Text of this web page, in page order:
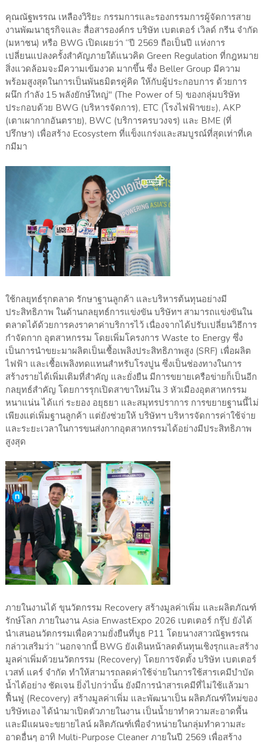
คุณณัฐพรรณ เหลืองวิริยะ กรรมการและรองกรรมการผู้จัดการสาย
งานพัฒนาธุรกิจและ สื่อสารองค์กร บริษัท เบตเตอร์ เวิลด์ กรีน จำกัด
(มหาชน) หรือ BWG เปิดเผยว่า “ปี 2569 ถือเป็นปี แห่งการ
เปลี่ยนแปลงครั้งสำคัญภายใต้แนวคิด Green Regulation ที่กฎหมาย
สิ่งแวดล้อมจะมีความเข้มงวด มากขึ้น ซึ่ง Beller Group มีความ
พร้อมสูงสุดในการเป็นพันธมิตรคู่คิด ให้กับผู้ประกอบการ ด้วยการ
ผนึก กำลัง 15 พลังยักษ์ใหญ่" (The Power of 5) ของกลุ่มบริษัท
ประกอบด้วย BWG (บริหารจัดการ), ETC (โรงไฟฟ้าขยะ), AKP
(เตาเผากากอันตราย), BWC (บริการครบวงจร) และ BME (ที่
ปรึกษา) เพื่อสร้าง Ecosystem ที่แข็งแกร่งและสมบูรณ์ที่สุดเท่าที่เค
กมีมา
ใช้กลยุทธ์รุกตลาด รักษาฐานลูกค้า และบริหารต้นทุนอย่างมี
ประสิทธิภาพ ในด้านกลยุทธ์การแข่งขัน บริษัทฯ สามารถแข่งขันใน
ตลาดได้ด้วยการคงราคาค่าบริการไว้ เนื่องจากได้ปรับเปลี่ยนวิธีการ
กำจัดกาก อุตสาหกรรม โดยเพิ่มโครงการ Waste to Energy ซึ่ง
เป็นการนำขยะมาผลิตเป็นเชื้อเพลิงประสิทธิภาพสูง (SRF) เพื่อผลิต
ไฟฟ้า และเชื้อเพลิงทดแทนสำหรับโรงปูน ซึ่งเป็นช่องทางในการ
สร้างรายได้เพิ่มเติมที่สำคัญ และยั่งยืน มีการขยายเครือข่ายก็เป็นอีก
กลยุทธ์สำคัญ โดยการรุกเปิดสาขาใหม่ใน 3 หัวเมืองอุตสาหกรรม
หนาแน่น ได้แก่ ระยอง อยุธยา และสมุทรปราการ การขยายฐานนี้ไม่
เพียงแต่เพิ่มฐานลูกค้า แต่ยังช่วยให้ บริษัทฯ บริหารจัดการค่าใช้จ่าย
และระยะเวลาในการขนส่งกากอุตสาหกรรมได้อย่างมีประสิทธิภาพ
สูงสุด
ภายในงานได้ ขุนวัตกรรม Recovery สร้างมูลค่าเพิ่ม และผลิตภัณฑ์
รักษ์โลก ภายในงาน Asia EnwastExpo 2026 เบตเตอร์ กรุ๊ป ยังได้
นำเสนอนวัตกรรมเพื่อความยั่งยืนที่บูธ P11 โดยนางสาวณัฐพรรณ
กล่าวเสริมว่า “นอกจากนี้ BWG ยังเดินหน้าลดต้นทุนเชิงรุกและสร้าง
มูลค่าเพิ่มด้วยนวัตกรรม (Recovery) โดยการจัดตั้ง บริษัท เบตเตอร์
เวสท์ แคร์ จำกัด ทำให้สามารถลดค่าใช้จ่ายในการใช้สารเคมีบำบัด
น้ำได้อย่าง ชัดเจน ยิ่งไปกว่านั้น ยังมีการนำสารเคมีที่ไม่ใช้แล้วมา
ฟื้นฟู (Recovery) สร้างมูลค่าเพิ่ม และพัฒนาเป็น ผลิตภัณฑ์ใหม่ของ
บริษัทเอง ได้นำมาเปิดตัวภายในงาน เป็นน้ำยาทำความสะอาดพื้น
และมีแผนจะขยายไลน์ ผลิตภัณฑ์เพื่อจำหน่ายในกลุ่มทำความสะ
อาดอื่นๆ อาทิ Multi-Purpose Cleaner ภายในปี 2569 เพื่อสร้าง